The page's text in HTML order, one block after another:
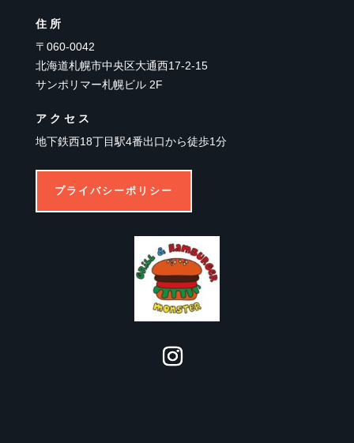
住所
〒060-0042
北海道札幌市中央区大通西17-2-15
サンポリマー札幌ビル 2F
アクセス
地下鉄西18丁目駅4番出口から徒歩1分
プライバシーポリシー